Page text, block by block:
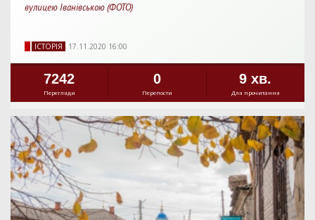
вулицею Іванівською (ФОТО)
IСТОРIЯ 17.11.2020 16:00
7242
Перегляди
0
Перепости
9 хв.
Для прочитання